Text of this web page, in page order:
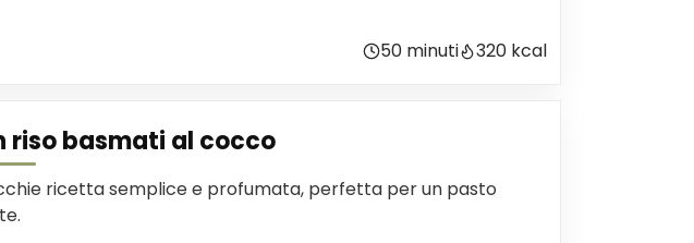
50 minuti 320 kcal
riso basmati al cocco
ricetta semplice e profumata, perfetta per un pasto